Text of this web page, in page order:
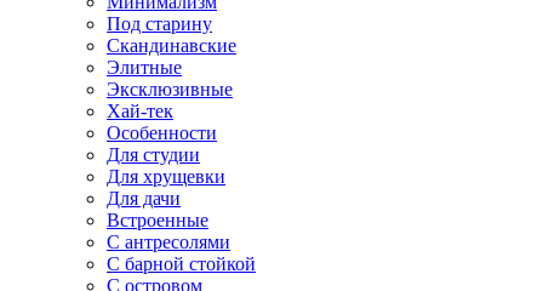
Под старину
Скандинавские
Элитные
Эксклюзивные
Хай-тек
Особенности
Для студии
Для хрущевки
Для дачи
Встроенные
С антресолями
С барной стойкой
С островом